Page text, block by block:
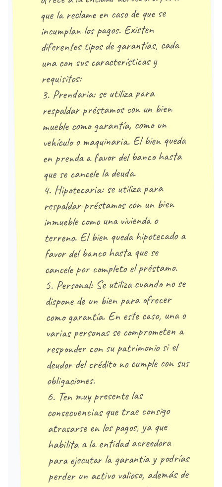
que la reclame en caso de que se
incumplan los pagos. Existen
diferentes tipos de garantías, cada
una con sus características y
requisitos:
3. Prendaria: se utiliza para
respaldar préstamos con un bien
mueble como garantía, como un
vehículo o maquinaria. El bien queda
en prenda a favor del banco hasta
que se cancele la deuda.
4. Hipotecaria: se utiliza para
respaldar préstamos con un bien
inmueble como una vivienda o
terreno. El bien queda hipotecado a
favor del banco hasta que se
cancele por completo el préstamo.
5. Personal: Se utiliza cuando no se
dispone de un bien para ofrecer
como garantía. En este caso, una o
varias personas se comprometen a
responder con su patrimonio si el
deudor del crédito no cumple con sus
obligaciones.
6. Ten muy presente las
consecuencias que trae consigo
atrasarse en los pagos, ya que
habilita a la entidad acreedora
para ejecutar la garantía y podrías
perder un activo valioso, además de